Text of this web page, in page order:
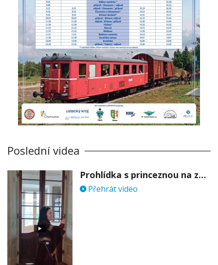
Poslední videa
Prohlídka s princeznou na zámku Stekník
Přehrát video